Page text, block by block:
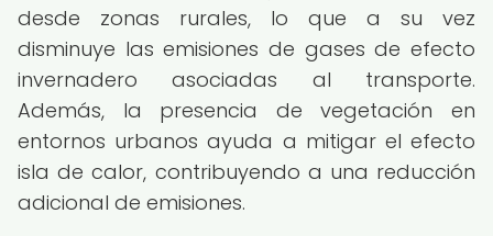
desde zonas rurales, lo que a su vez
disminuye las emisiones de gases de efecto
invernadero asociadas al transporte.
Además, la presencia de vegetación en
entornos urbanos ayuda a mitigar el efecto
isla de calor, contribuyendo a una reducción
adicional de emisiones.